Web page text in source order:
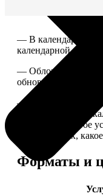
— В календаре 13
календарной сеткой.
— Обложка для
обновляем каждый
— В кружочек на
одной из страниц
выбирают на свое
комментариях,
Форматы и